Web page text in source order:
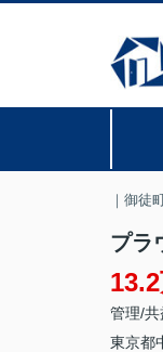
｜御徒
プラ
管理/
東京都